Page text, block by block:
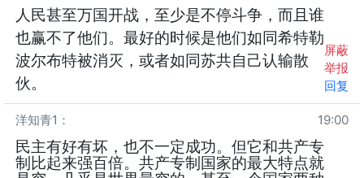
人民甚至万国开战，至少是不停斗争，而且谁
也赢不了他们。最好的时候是他们如同希特勒
波尔布特被消灭，或者如同苏共自己认输散
伙。
屏蔽
举报
回复
洋知青1 ： 19:00
民主有好有坏，也不一定成功。但它和共产专
制比起来强百倍。共产专制国家的最大特点就